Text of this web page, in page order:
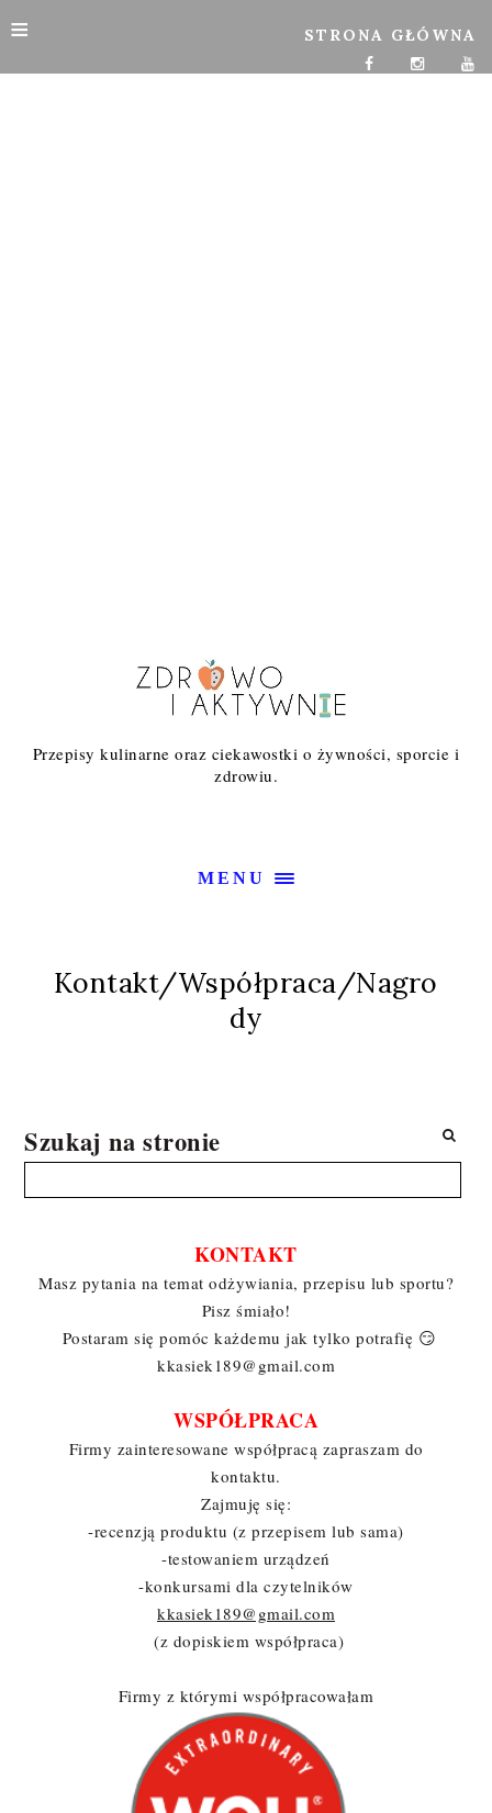
≡ STRONA GŁÓWNA
Przepisy kulinarne oraz ciekawostki o żywności, sporcie i
zdrowiu.
MENU
Kontakt/Współpraca/Nagro
dy
Szukaj na stronie
KONTAKT
Masz pytania na temat odżywiania, przepisu lub sportu?
Pisz śmiało!
Postaram się pomóc każdemu jak tylko potrafię 😏
kkasiek189@gmail.com
WSPÓŁPRACA
Firmy zainteresowane współpracą zapraszam do
kontaktu.
Zajmuję się:
-recenzją produktu (z przepisem lub sama)
-testowaniem urządzeń
-konkursami dla czytelników
kkasiek189@gmail.com
(z dopiskiem współpraca)
Firmy z którymi współpracowałam